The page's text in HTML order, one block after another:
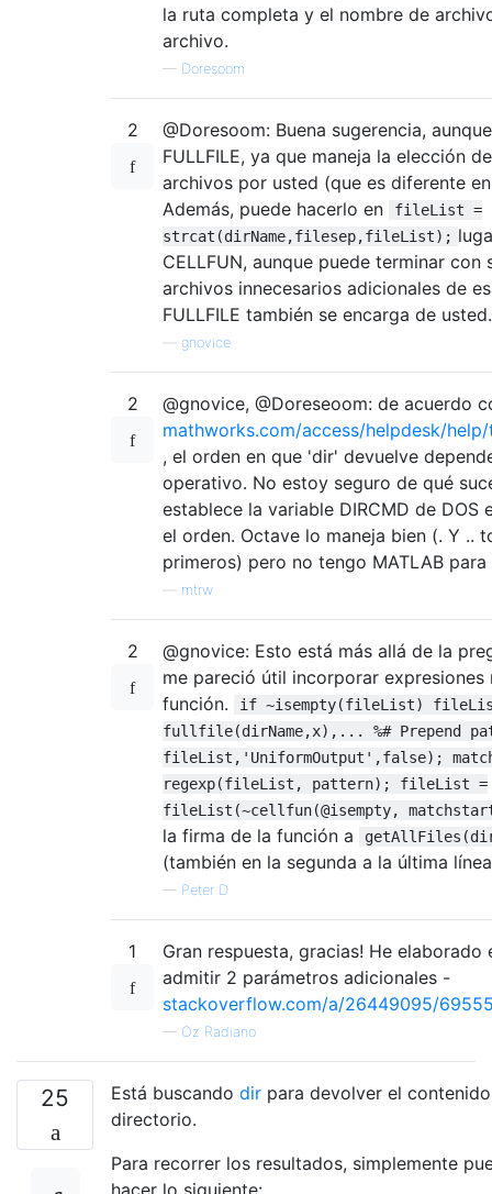
la ruta completa y el nombre de
archivo.
— Doresoom
2
@Doresoom: Buena sugerencia,
FULLFILE, ya que maneja la elección
archivos por usted (que es diferente
Además, puede hacerlo en
fileList =
strcat(dirName,filesep,fileList);
CELLFUN, aunque puede terminar con
archivos innecesarios adicionales de
FULLFILE también se encarga de usted.
gnovice
2
@gnovice, @Doreseoom: de acuerdo
mathworks.com/access/helpdesk/
, el orden en que 'dir' devuelve
operativo. No estoy seguro de qué
establece la variable DIRCMD de DOS
el orden. Octave lo maneja bien (. Y ..
primeros) pero no tengo MATLAB para
mtrw
2
@gnovice: Esto está más allá de la
me pareció útil incorporar expresiones
función.
if ~isempty(fileList)
fullfile(dirName,x),... %# Prepend
fileList,'UniformOutput',false);
regexp(fileList, pattern); fileList =
fileList(~cellfun(@isempty,
la firma de la función a
(también en la segunda a la última
— Peter D
1
Gran respuesta, gracias! He
admitir 2 parámetros adicionales -
stackoverflow.com/a/26449095/
— Oz Radiano
25 Está buscando dir para devolver el
directorio.
Para recorrer los resultados, simplemente
hacer lo siguiente: